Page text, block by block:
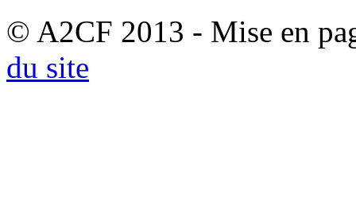
© A2CF 2013 - Mise en
du site